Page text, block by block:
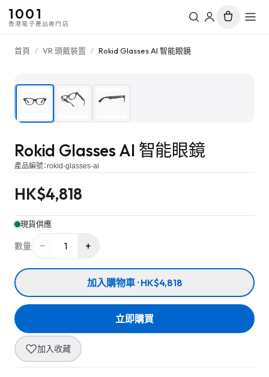
1001
香港電子產品專門店
首頁 / VR 頭戴裝置 / Rokid Glasses AI 智能眼鏡
Rokid Glasses AI 智能眼鏡
產品編號：rokid-glasses-ai
HK$4,818
現貨供應
數量 − 1 +
加入購物車 · HK$4,818
立即購買
加入收藏